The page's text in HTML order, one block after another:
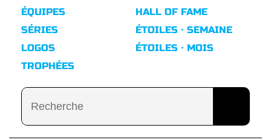
ÉQUIPES
SÉRIES
LOGOS
TROPHÉES
HALL OF FAME
ÉTOILES · SEMAINE
ÉTOILES · MOIS